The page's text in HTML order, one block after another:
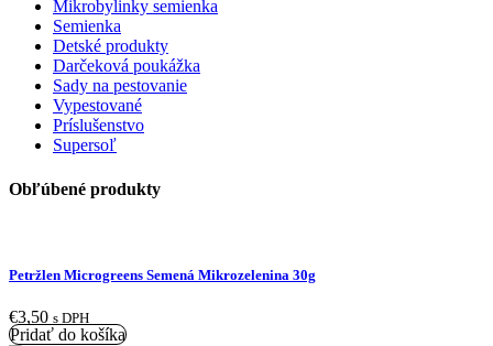
Mikrobylinky semienka
Semienka
Detské produkty
Darčeková poukážka
Sady na pestovanie
Vypestované
Príslušenstvo
Supersoľ
Obľúbené produkty
Petržlen Microgreens Semená Mikrozelenina 30g
€3,50 s DPH
Pridať do košíka